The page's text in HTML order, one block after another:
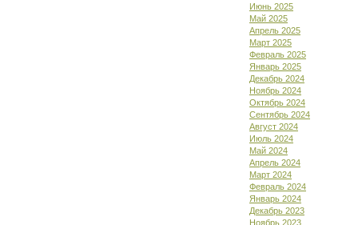
Июнь 2025
Май 2025
Апрель 2025
Март 2025
Февраль 2025
Январь 2025
Декабрь 2024
Ноябрь 2024
Октябрь 2024
Сентябрь 2024
Август 2024
Июль 2024
Май 2024
Апрель 2024
Март 2024
Февраль 2024
Январь 2024
Декабрь 2023
Ноябрь 2023